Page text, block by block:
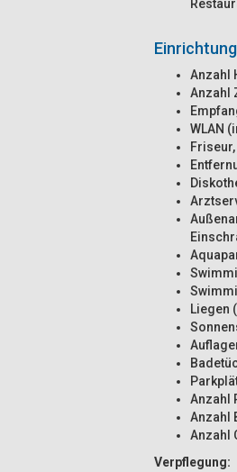
Anzahl
Anzahl
WLAN
Liegen
Anzahl
Anzahl
Anzahl
Verpflegung: